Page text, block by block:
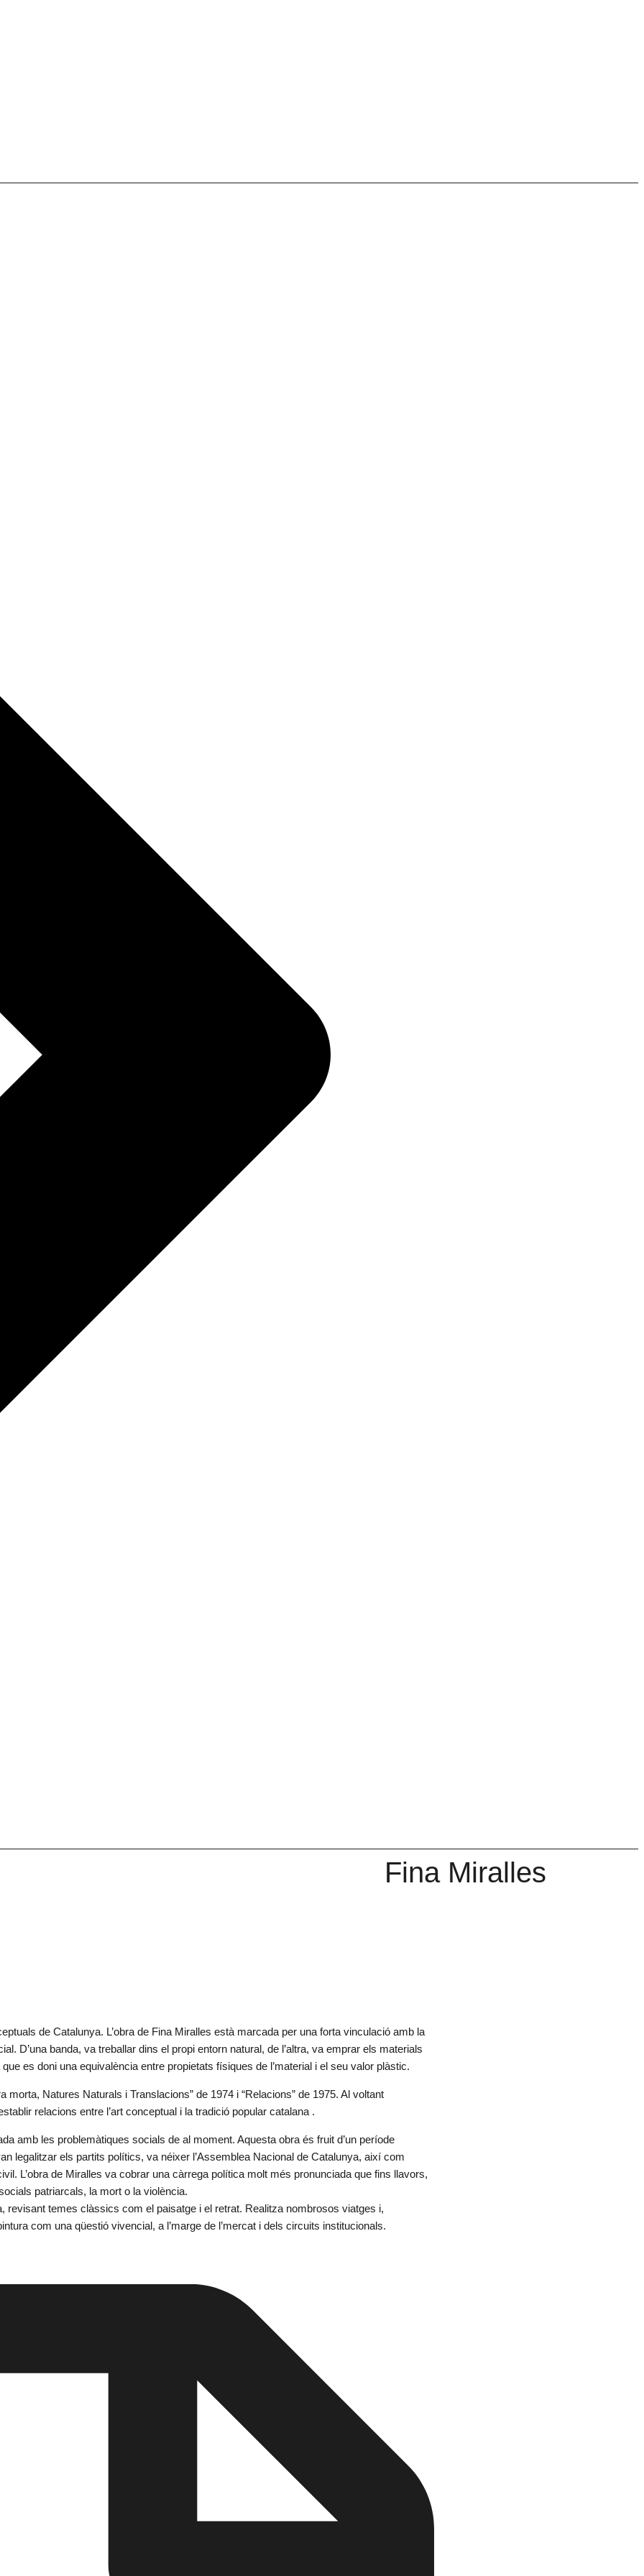
Fina Miralles
de Catalunya. L’obra de Fina Miralles està marcada per una forta vinculació amb la
D’una banda, va treballar dins el propi entorn natural, de l’altra, va emprar els materials
es doni una equivalència entre propietats físiques de l’material i el seu valor plàstic.
Natures Naturals i Translacions” de 1974 i “Relacions” de 1975. Al voltant
relacions entre l’art conceptual i la tradició popular catalana .
amb les problemàtiques socials de al moment. Aquesta obra és fruit d’un període
legalitzar els partits polítics, va néixer l’Assemblea Nacional de Catalunya, així com
L’obra de Miralles va cobrar una càrrega política molt més pronunciada que fins llavors,
patriarcals, la mort o la violència.
revisant temes clàssics com el paisatge i el retrat. Realitza nombrosos viatges i,
com una qüestió vivencial, a l’marge de l’mercat i dels circuits institucionals.